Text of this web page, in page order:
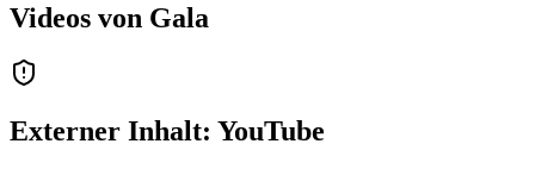
Videos von Gala
Externer Inhalt: YouTube